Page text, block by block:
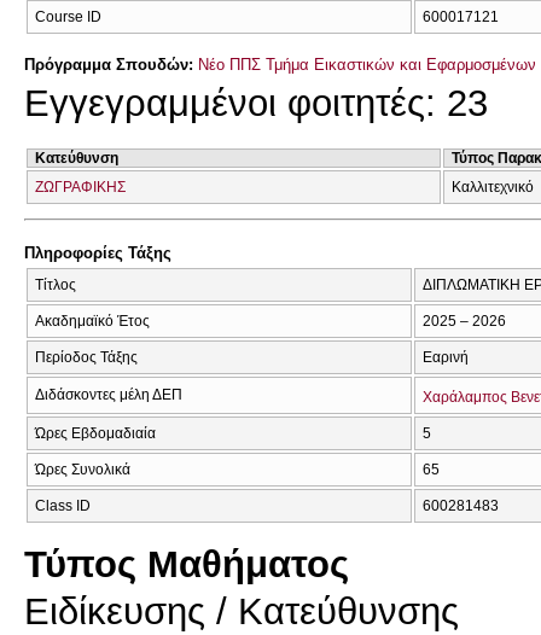
Course ID 600017121
Πρόγραμμα Σπουδών: Νέο ΠΠΣ Τμήμα Εικαστικών και
Εγγεγραμμένοι φοιτητές: 23
Κατεύθυνση
Τύπος
ΖΩΓΡΑΦΙΚΗΣ
Καλλιτεχνικό
Πληροφορίες Τάξης
Τίτλος ΔΙΠΛΩΜΑΤΙΚΗ
Ακαδημαϊκό Έτος 2025 – 2026
Περίοδος Τάξης Εαρινή
Διδάσκοντες μέλη ΔΕΠ Χαράλαμπος
Ώρες Εβδομαδιαία 5
Ώρες Συνολικά 65
Class ID 600281483
Τύπος Μαθήματος
Eιδίκευσης / Kατεύθυνσης